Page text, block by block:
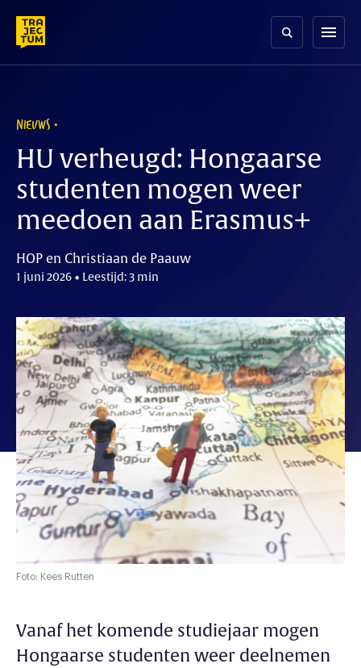
content
menu
NIEUWS
HU verheugd: Hongaarse
studenten mogen weer
meedoen aan Erasmus+
HOP en Christiaan de Paauw
1 juni 2026 • Leestijd: 3 min
Foto: Kees Rutten
Vanaf het komende studiejaar mogen
Hongaarse studenten weer deelnemen